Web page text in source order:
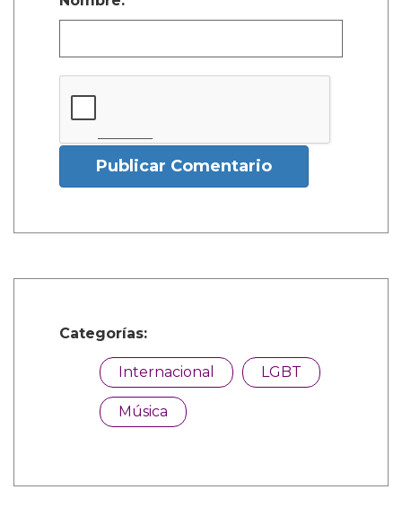
Publicar Comentario
Categorías:
Internacional LGBT
Música